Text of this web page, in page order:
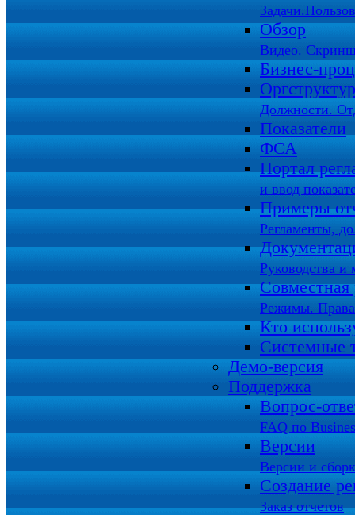
Обзор
Видео.
Бизнес-
Должности.
Показатели
ФСА
Портал
и ввод
Примеры
Регламенты,
Руководства и
Совместная
Режимы. Права
Кто
Системные
Демо-версия
Поддержка
Вопрос-
FAQ по
Версии
Версии и
Создание
Заказ отчетов